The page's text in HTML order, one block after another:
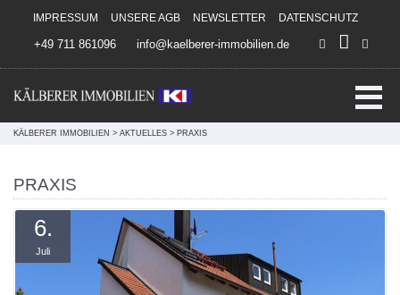
Direkt zum Inhalt springen
IMPRESSUM UNSERE AGB NEWSLETTER DATENSCHUTZ
+49 711 861096 info@kaelberer-immobilien.de
KÄLBERER IMMOBILIEN > AKTUELLES > PRAXIS
PRAXIS
6.
Juli